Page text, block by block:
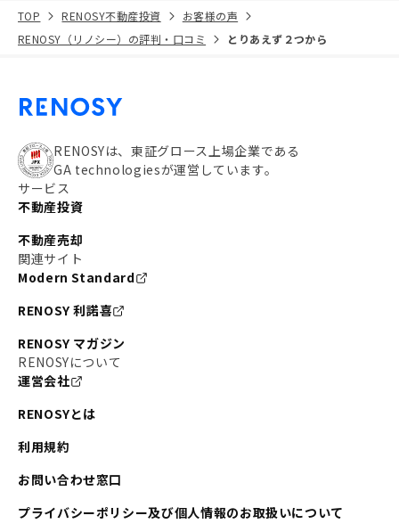
TOP RENOSY不動産投資
お客様の声
RENOSY（リノシー）の評判・口コミ
とりあえず２つから
RENOSYは、東証グロース上場企業である
GA technologiesが運営しています。
サービス
不動産投資
不動産売却
関連サイト
Modern Standard
RENOSY 利諾喜
RENOSY マガジン
RENOSYについて
運営会社
RENOSYとは
利用規約
お問い合わせ窓口
プライバシーポリシー及び個人情報のお取扱いについて